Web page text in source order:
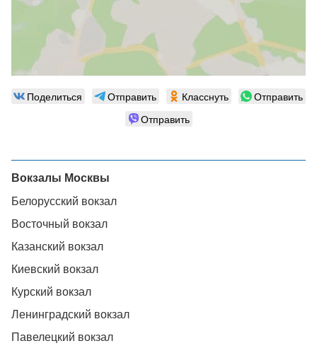
Поделиться Отправить Класснуть
Отправить
Отправить
Вокзалы Москвы
Белорусский вокзал
Восточный вокзал
Казанский вокзал
Киевский вокзал
Курский вокзал
Ленинградский вокзал
Павелецкий вокзал